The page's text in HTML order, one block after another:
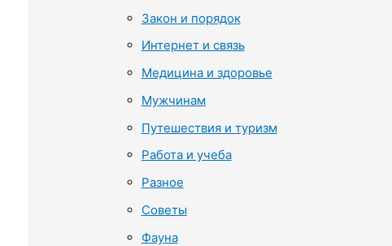
Закон и порядок
Интернет и связь
Медицина и здоровье
Мужчинам
Путешествия и туризм
Работа и учеба
Разное
Советы
Фауна